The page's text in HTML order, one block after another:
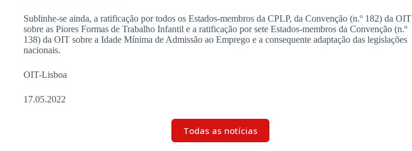
Sublinhe-se ainda, a ratificação por todos os Estados-membros da CPLP, da Convenção (n.º 182) da OIT
sobre as Piores Formas de Trabalho Infantil e a ratificação por sete Estados-membros da Convenção (n.º
138) da OIT sobre a Idade Mínima de Admissão ao Emprego e a consequente adaptação das legislações
nacionais.
OIT-Lisboa
17.05.2022
Todas as notícias